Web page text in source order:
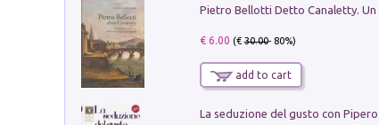
€ 6.00 (€30.00- 80%)
add to cart